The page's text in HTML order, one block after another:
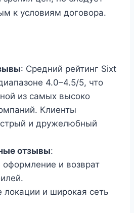
к условиям договора.
: Средний рейтинг Sixt
4.0–4.5/5, что
из самых высоко
Клиенты
и дружелюбный
отзывы:
оформление и возврат
локации и широкая сеть